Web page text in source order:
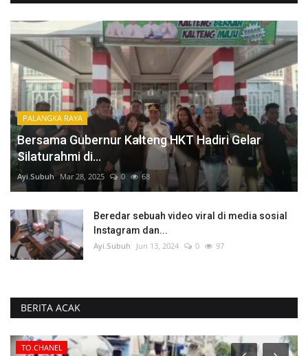
PALANGKA RAYA
Bersama Gubernur Kalteng HKT Hadiri Gelar
Silaturahmi di...
Ayi.Subuh Mar 28, 2025 0 68
Beredar sebuah video viral di media sosial
Instagram dan...
Ayi.Subuh Jun 13, 2024 0 97
BERITA ACAK
TO.CHANEL